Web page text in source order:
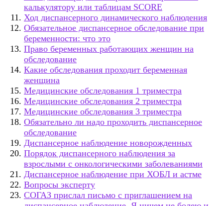
калькулятору или таблицам SCORE
Ход диспансерного динамического наблюдения
Обязательное диспансерное обследование при
беременности: что это
Право беременных работающих женщин на
обследование
Какие обследования проходит беременная
женщина
Медицинские обследования 1 триместра
Медицинские обследования 2 триместра
Медицинские обследования 3 триместра
Обязательно ли надо проходить диспансерное
обследование
Диспансерное наблюдение новорожденных
Порядок диспансерного наблюдения за
взрослыми с онкологическими заболеваниями
Диспансерное наблюдение при ХОБЛ и астме
Вопросы эксперту
СОГАЗ прислал письмо с приглашением на